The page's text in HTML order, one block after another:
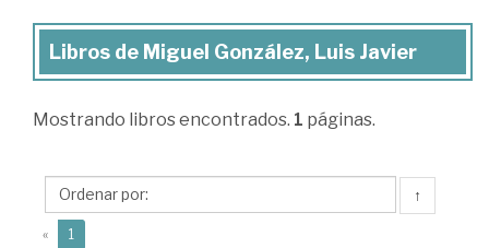
Libros
Miguel
Luis
Javier
Libros de Miguel González, Luis Javier
Mostrando libros encontrados. 1 páginas.
↑
« 1